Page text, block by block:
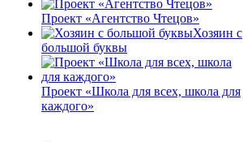
Проект «Агентство Чтецов»
Хозяин с
большой буквы
Проект «Школа для всех, школа для
каждого»